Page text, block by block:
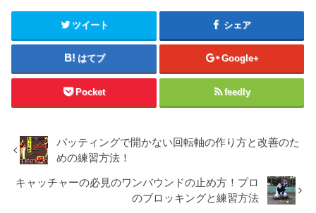
ツイート シェア
はてブ Google+
Pocket feedly
バッティングで開かない回転軸の作り方と改善のた
めの練習方法！
キャッチャーの必見のワンバウンドの止め方！プロ
のブロッキングと練習方法